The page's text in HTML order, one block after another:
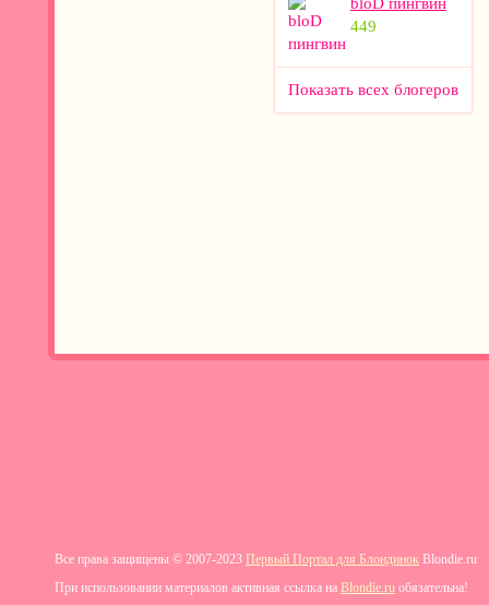
449
Показать всех блогеров
Все права защищены © 2007-2023 Первый Портал для Блондинок Blondie.ru
При использовании материалов активная ссылка на Blondie.ru обязательна!